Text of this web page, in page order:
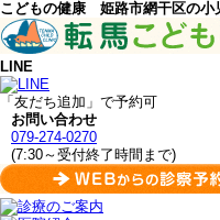
こどもの健康 姫路市網干区の小
LINE
「友だち追加」で予約可
お問い合わせ
079-274-0270
(7:30～受付終了時間まで)